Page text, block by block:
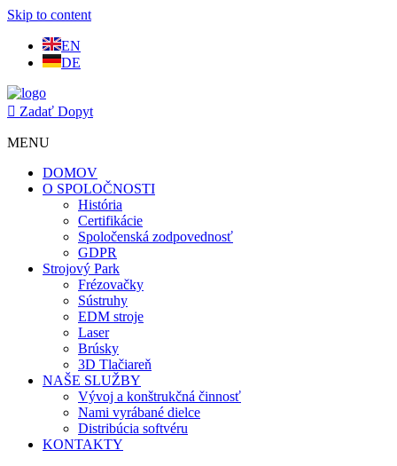
Skip to content
EN
DE
Zadať Dopyt
MENU
DOMOV
O SPOLOČNOSTI
História
Certifikácie
Spoločenská zodpovednosť
GDPR
Strojový Park
Frézovačky
Sústruhy
EDM stroje
Laser
Brúsky
3D Tlačiareň
NAŠE SLUŽBY
Vývoj a konštrukčná činnosť
Nami vyrábané dielce
Distribúcia softvéru
KONTAKTY